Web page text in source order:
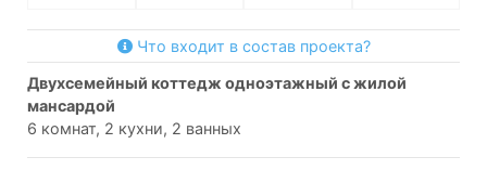
Что входит в состав проекта?
двухсемейный коттедж одноэтажный с жилой
мансардой
6 комнат, 2 кухни, 2 ванных